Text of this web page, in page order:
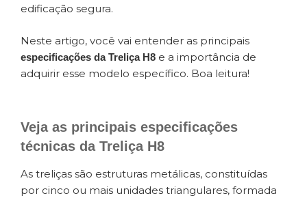
edificação segura.
Neste artigo, você vai entender as principais
especificações da Treliça H8 e a importância de
adquirir esse modelo específico. Boa leitura!
Veja as principais especificações
técnicas da Treliça H8
As treliças são estruturas metálicas, constituídas
por cinco ou mais unidades triangulares, formada